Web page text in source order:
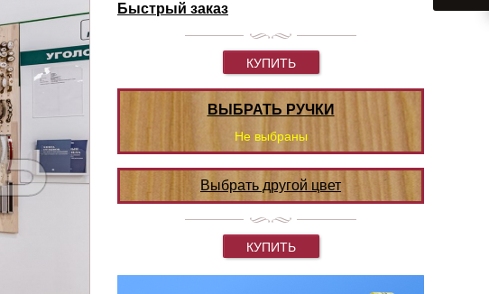
Быстрый заказ
КУПИТЬ
ВЫБРАТЬ РУЧКИ
Не выбраны
Выбрать другой цвет
КУПИТЬ